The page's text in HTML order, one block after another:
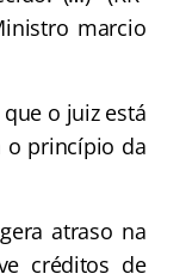
marcio
o juiz está
o princípio da
atraso na
créditos de